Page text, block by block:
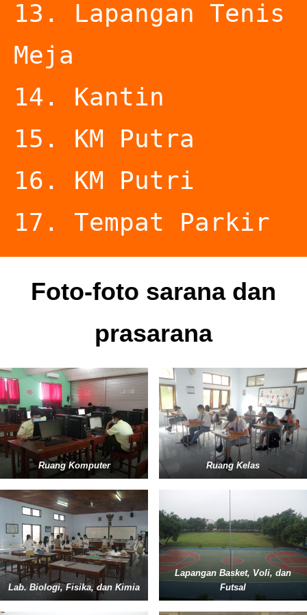
13. Lapangan Tenis
Meja
14. Kantin
15. KM Putra
16. KM Putri
17. Tempat Parkir
Foto-foto sarana dan
prasarana
Ruang Komputer Ruang Kelas
Lab. Biologi, Fisika, dan Kimia
Lapangan Basket, Voli, dan
Futsal